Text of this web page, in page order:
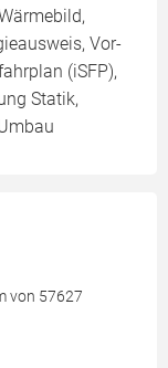
Vor-
(iSFP),
Statik,
von 57627